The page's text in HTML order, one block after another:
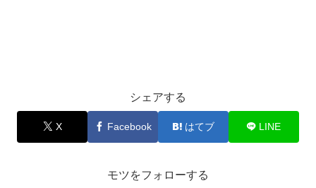
シェアする
X Facebook はてブ LINE
モツをフォローする